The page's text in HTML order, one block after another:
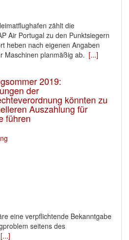
zählt die
Air Portugal zu den Punktsiegern
heben nach eigenen Angaben
Maschinen planmäßig ab. [...]
2019:
der
könnten zu
Auszahlung für
führen
eine verpflichtende Bekanntgabe
seitens des
[...]